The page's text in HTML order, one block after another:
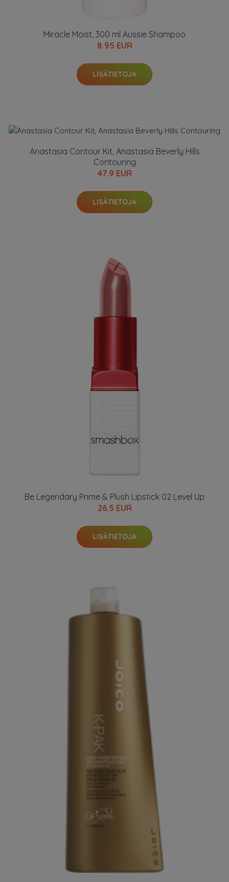
Miracle Moist, 300 ml Aussie Shampoo
8.95 EUR
LISÄTIETOJA
Anastasia Contour Kit, Anastasia Beverly Hills
Contouring
47.9 EUR
LISÄTIETOJA
Be Legendary Prime & Plush Lipstick 02 Level Up
26.5 EUR
LISÄTIETOJA